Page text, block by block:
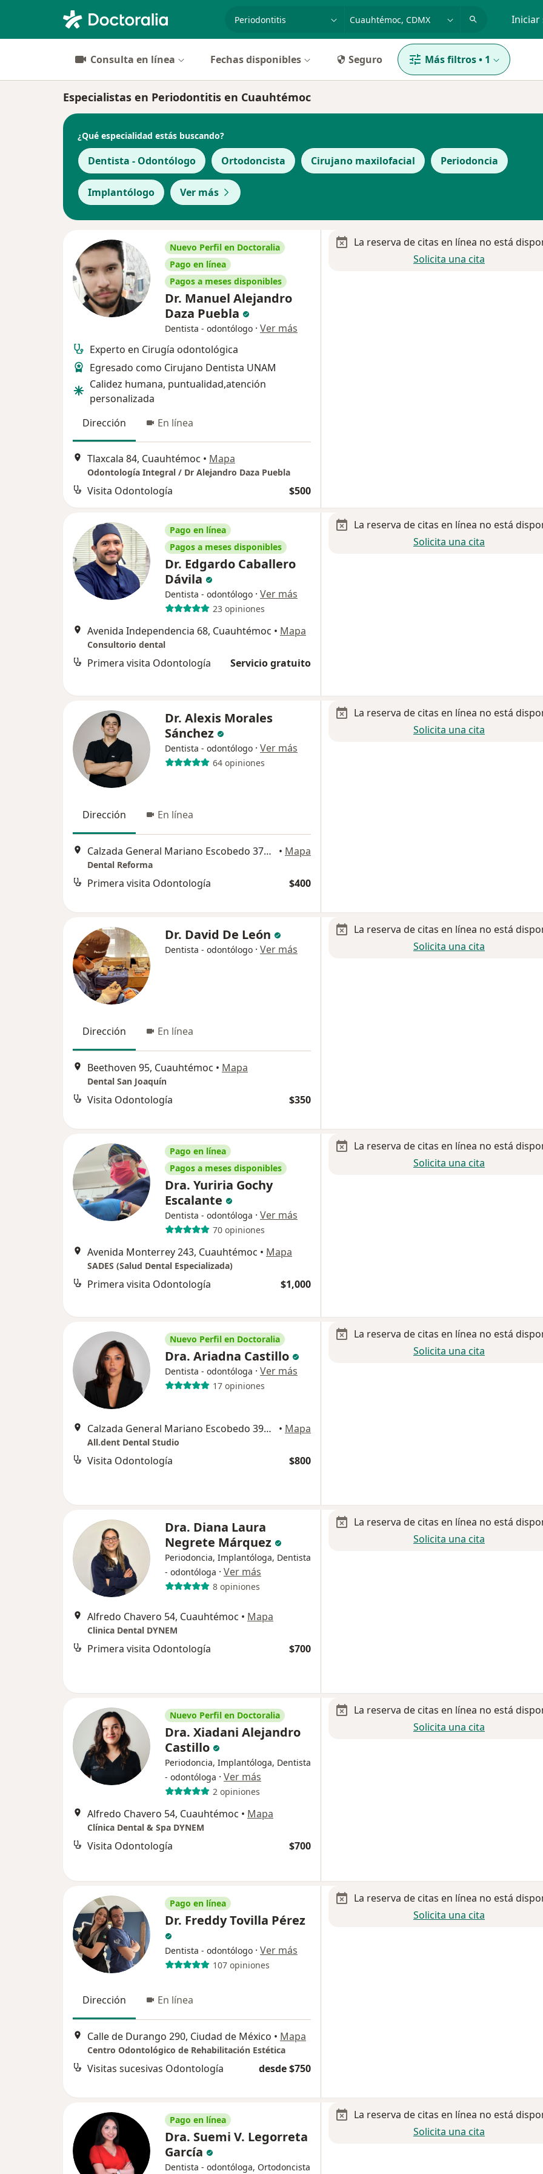
especialidad, enfermedad o nombre
p. ej. Guadalajara Iniciar
Consulta en línea Fechas disponibles Seguro Más filtros• 1
Especialistas en Periodontitis en Cuauhtémoc
¿Qué especialidad estás buscando?
Dentista - Odontólogo Ortodoncista Cirujano maxilofacial Periodoncia
Implantólogo Ver más
Nuevo Perfil en Doctoralia
Pago en línea
Pagos a meses disponibles
Dr. Manuel Alejandro
Daza Puebla
Dentista - odontólogo · Ver más
Experto en Cirugía odontológica
Egresado como Cirujano Dentista UNAM
Calidez humana, puntualidad,atención
personalizada
Dirección
En línea
Tlaxcala 84, Cuauhtémoc • Mapa
Odontología Integral / Dr Alejandro Daza Puebla
Visita Odontología $500
La reserva de citas en línea no está
Solicita una cita
Pago en línea
Pagos a meses disponibles
Dr. Edgardo Caballero
Dávila
Dentista - odontólogo · Ver más
23 opiniones
Avenida Independencia 68, Cuauhtémoc • Mapa
Consultorio dental
Primera visita Odontología Servicio gratuito
La reserva de citas en línea no está
Solicita una cita
Dr. Alexis Morales
Sánchez
Dentista - odontólogo · Ver más
64 opiniones
Dirección En línea
Calzada General Mariano Escobedo 375, Miguel Hidalgo • Mapa
Dental Reforma
Primera visita Odontología $400
La reserva de citas en línea no está
Solicita una cita
Dr. David De León
Dentista - odontólogo · Ver más
Dirección En línea
Beethoven 95, Cuauhtémoc • Mapa
Dental San Joaquín
Visita Odontología $350
La reserva de citas en línea no está
Solicita una cita
Pago en línea
Pagos a meses disponibles
Dra. Yuriria Gochy
Escalante
Dentista - odontóloga · Ver más
70 opiniones
Avenida Monterrey 243, Cuauhtémoc • Mapa
SADES (Salud Dental Especializada)
Primera visita Odontología $1,000
La reserva de citas en línea no está
Solicita una cita
Nuevo Perfil en Doctoralia
Dra. Ariadna Castillo
Dentista - odontóloga · Ver más
17 opiniones
Calzada General Mariano Escobedo 396, Miguel Hidalgo • Mapa
All.dent Dental Studio
Visita Odontología $800
La reserva de citas en línea no está
Solicita una cita
Dra. Diana Laura
Negrete Márquez
Periodoncia, Implantóloga, Dentista
- odontóloga · Ver más
8 opiniones
Alfredo Chavero 54, Cuauhtémoc • Mapa
Clinica Dental DYNEM
Primera visita Odontología $700
La reserva de citas en línea no está
Solicita una cita
Nuevo Perfil en Doctoralia
Dra. Xiadani Alejandro
Castillo
Periodoncia, Implantóloga, Dentista
- odontóloga · Ver más
2 opiniones
Alfredo Chavero 54, Cuauhtémoc • Mapa
Clínica Dental & Spa DYNEM
Visita Odontología $700
La reserva de citas en línea no está
Solicita una cita
Pago en línea
Dr. Freddy Tovilla Pérez
Dentista - odontólogo · Ver más
107 opiniones
Dirección En línea
Calle de Durango 290, Ciudad de México • Mapa
Centro Odontológico de Rehabilitación Estética
Visitas sucesivas Odontología desde $750
La reserva de citas en línea no está
Solicita una cita
Pago en línea
Dra. Suemi V. Legorreta
García
Dentista - odontóloga, Ortodoncista
La reserva de citas en línea no está
Solicita una cita